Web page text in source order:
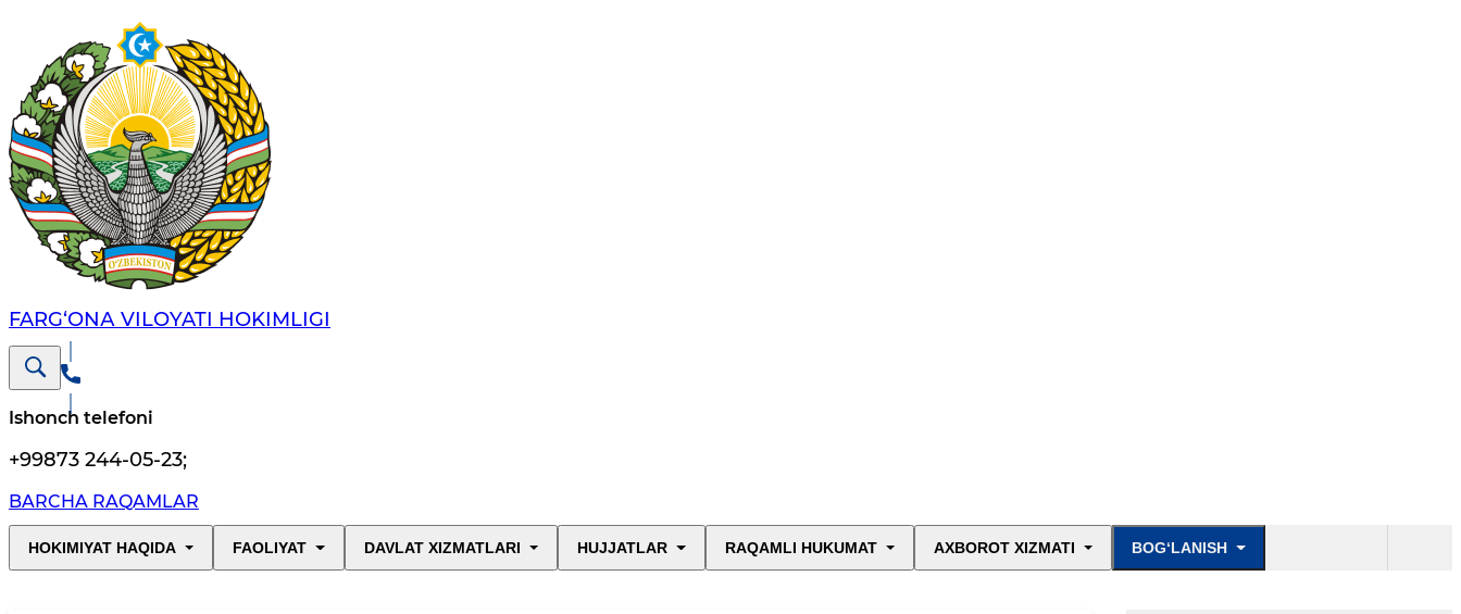
FARG‘ОNА VILОYATI HОKIMLIGI
Ishonch telefoni
+99873 244-05-23;
BARCHA RAQAMLAR
HOKIMIYAT HAQIDA FAOLIYAT DAVLAT XIZMATLARI HUJJATLAR RAQAMLI HUKUMAT AXBOROT XIZMATI BOG‘LANISH